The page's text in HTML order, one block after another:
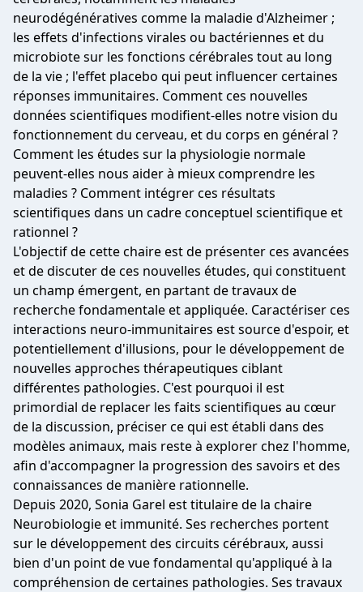
neurodégénératives comme la maladie d'Alzheimer ;
les effets d'infections virales ou bactériennes et du
microbiote sur les fonctions cérébrales tout au long
de la vie ; l'effet placebo qui peut influencer certaines
réponses immunitaires. Comment ces nouvelles
données scientifiques modifient-elles notre vision du
fonctionnement du cerveau, et du corps en général ?
Comment les études sur la physiologie normale
peuvent-elles nous aider à mieux comprendre les
maladies ? Comment intégrer ces résultats
scientifiques dans un cadre conceptuel scientifique et
rationnel ?
L'objectif de cette chaire est de présenter ces avancées
et de discuter de ces nouvelles études, qui constituent
un champ émergent, en partant de travaux de
recherche fondamentale et appliquée. Caractériser ces
interactions neuro-immunitaires est source d'espoir, et
potentiellement d'illusions, pour le développement de
nouvelles approches thérapeutiques ciblant
différentes pathologies. C'est pourquoi il est
primordial de replacer les faits scientifiques au cœur
de la discussion, préciser ce qui est établi dans des
modèles animaux, mais reste à explorer chez l'homme,
afin d'accompagner la progression des savoirs et des
connaissances de manière rationnelle.
Depuis 2020, Sonia Garel est titulaire de la chaire
Neurobiologie et immunité. Ses recherches portent
sur le développement des circuits cérébraux, aussi
bien d'un point de vue fondamental qu'appliqué à la
compréhension de certaines pathologies. Ses travaux